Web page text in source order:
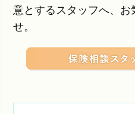
意とするスタッフへ、お
せ。